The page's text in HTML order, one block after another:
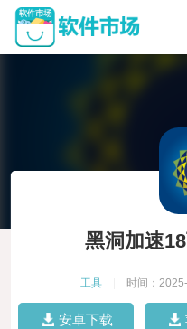
黑洞加速
工具 时间：
安卓下载